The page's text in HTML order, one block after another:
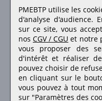
Retrouvez-
PMEBTP utilise les
d'analyse d'audience.
sur ce site, vous
nos CGV / CGU et notre
vous proposer des
d'intérêt et réaliser
pouvez choisir de
en cliquant sur le
vous pouvez à tout
sur "Paramètres des